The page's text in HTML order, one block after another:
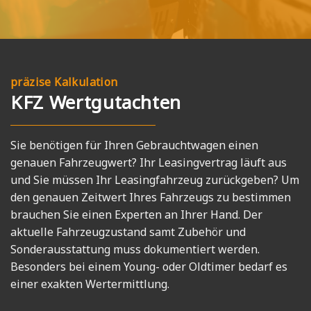
präzise Kalkulation
KFZ Wertgutachten
Sie benötigen für Ihren Gebrauchtwagen einen
genauen Fahrzeugwert? Ihr Leasingvertrag läuft aus
und Sie müssen Ihr Leasingfahrzeug zurückgeben? Um
den genauen Zeitwert Ihres Fahrzeugs zu bestimmen
brauchen Sie einen Experten an Ihrer Hand. Der
aktuelle Fahrzeugzustand samt Zubehör und
Sonderausstattung muss dokumentiert werden.
Besonders bei einem Young- oder Oldtimer bedarf es
einer exakten Wertermittlung.